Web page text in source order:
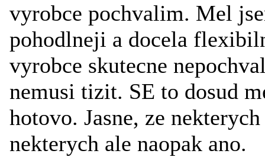
vyrobce pochvalim. Mel
pohodlneji a docela
vyrobce skutecne
nemusi tizit. SE to dosud
hotovo. Jasne, ze
nekterych ale naopak ano.